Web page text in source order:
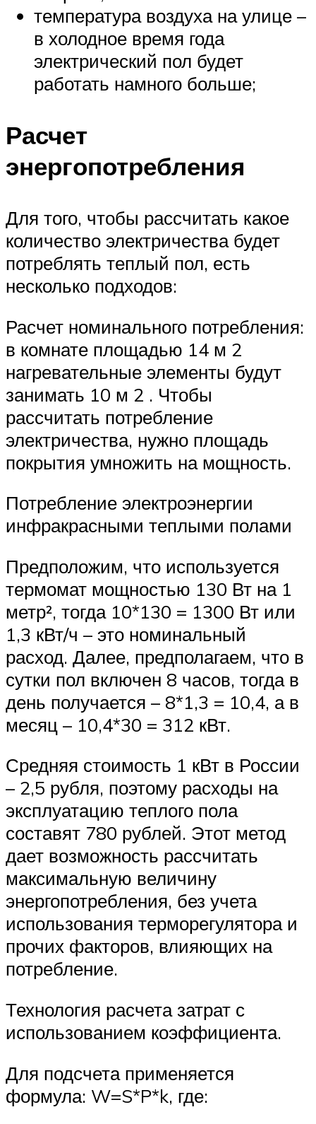
температура воздуха на улице –
в холодное время года
электрический пол будет
работать намного больше;
Расчет
энергопотребления
Для того, чтобы рассчитать какое
количество электричества будет
потреблять теплый пол, есть
несколько подходов:
Расчет номинального потребления:
в комнате площадью 14 м 2
нагревательные элементы будут
занимать 10 м 2 . Чтобы
рассчитать потребление
электричества, нужно площадь
покрытия умножить на мощность.
Потребление электроэнергии
инфракрасными теплыми полами
Предположим, что используется
термомат мощностью 130 Вт на 1
метр², тогда 10*130 = 1300 Вт или
1,3 кВт/ч – это номинальный
расход. Далее, предполагаем, что в
сутки пол включен 8 часов, тогда в
день получается – 8*1,3 = 10,4, а в
месяц – 10,4*30 = 312 кВт.
Средняя стоимость 1 кВт в России
– 2,5 рубля, поэтому расходы на
эксплуатацию теплого пола
составят 780 рублей. Этот метод
дает возможность рассчитать
максимальную величину
энергопотребления, без учета
использования терморегулятора и
прочих факторов, влияющих на
потребление.
Технология расчета затрат с
использованием коэффициента.
Для подсчета применяется
формула: W=S*P*k, где: